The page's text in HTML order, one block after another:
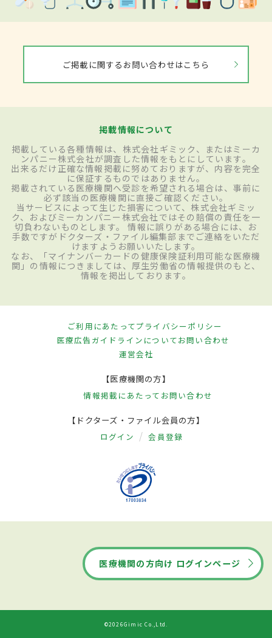
ご掲載に関するお問い合わせはこちら
掲載情報について
掲載している各種情報は、株式会社ギミック、またはミーカ
ンパニー株式会社が調査した情報をもとにしています。
出来るだけ正確な情報掲載に努めておりますが、内容を完全
に保証するものではありません。
掲載されている医療機関へ受診を希望される場合は、事前に
必ず該当の医療機関に直接ご確認ください。
当サービスによって生じた損害について、株式会社ギミッ
ク、およびミーカンパニー株式会社ではその賠償の責任を一
切負わないものとします。 情報に誤りがある場合には、お
手数ですがドクターズ・ファイル編集部までご連絡をいただ
けますようお願いいたします。
なお、「マイナンバーカードの健康保険証利用可能な医療機
関」の情報につきましては、厚生労働省の情報提供のもと、
情報を掲出しております。
ご利用にあたってプライバシーポリシー
医療広告ガイドラインについてお問い合わせ
運営会社
【医療機関の方】
情報掲載にあたって お問い合わせ
【ドクターズ・ファイル会員の方】
ログイン 会員登録
医療機関の方向け ログインページ
©2026Gimic Co.,Ltd.